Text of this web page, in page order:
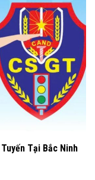
Tại Bắc Ninh